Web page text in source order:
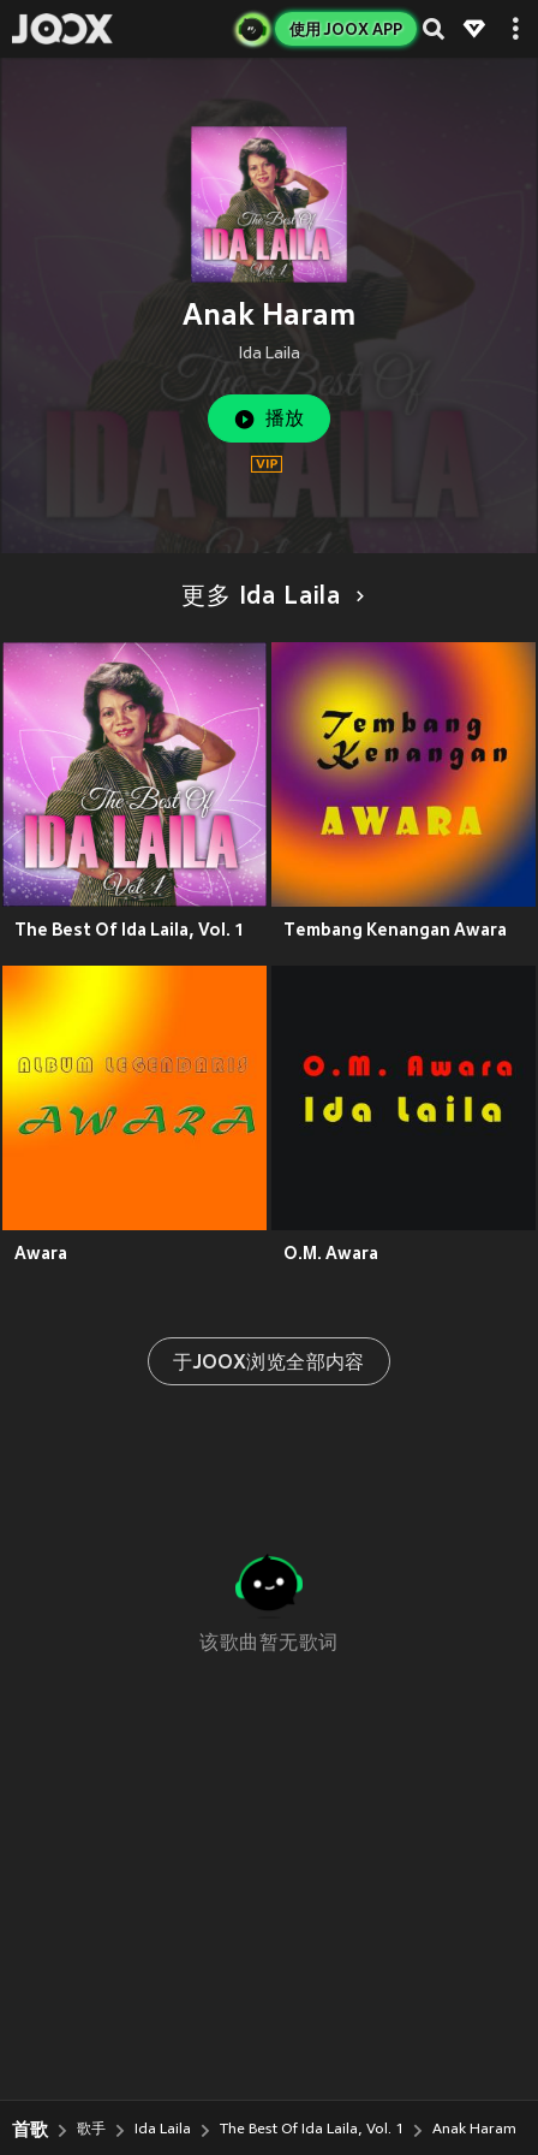
使用 JOOX APP
Anak Haram
Ida Laila
播放
更多 Ida Laila
The Best Of Ida Laila, Vol. 1 Tembang Kenangan Awara
Awara O.M. Awara
于JOOX浏览全部内容
该歌曲暂无歌词
首歌 歌手 Ida Laila The Best Of Ida Laila, Vol. 1 Anak Haram